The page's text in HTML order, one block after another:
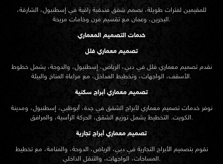
للمقيمين لفترات طويلة، نصمم شقق فندقية راقية في إسطنبول، الشارقة،
البحرين، وعمان مع تقسيم مرن وخامات مريحة.
خدمات التصميم المعماري
تصميم معماري فلل
نقدمتصميم معماري فلل في دبي، الرياض، إسطنبول، والدوحة، يشمل خطوط
الأسقف، الواجهات، وتخطيط المداخل، مع مراعاة المناخ والبيئة.
تصميم معماري أبراج سكنية
نوفر خدمات تصميم معماري لأبراج الشقق في جدة، أبوظبي، إسطنبول، ومدينة
الكويت. التخطيط يشمل توزيع الشقق، الحركة الرأسية، والمرافق.
تصميم معماري أبراج تجارية
نقوم بتصميم الأبراج التجارية في دبي، الرياض، الدوحة، والمنامة، مع تخطيط
المساحات، الواجهات، والتنقل الداخلي.